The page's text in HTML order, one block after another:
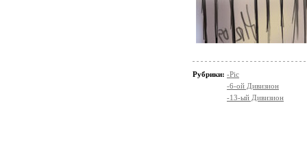
Рубрики: -Pic
-6-ой Дивизион
-13-ый Дивизион